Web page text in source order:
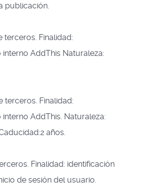
publicación.
terceros. Finalidad:
AddThis Naturaleza:
terceros. Finalidad:
AddThis. Naturaleza:
años.
Finalidad: identificación
de sesión del usuario.